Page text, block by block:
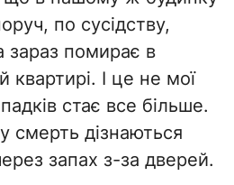
по сусідству,
помирає в
квартирі. І це не мої
стає все більше.
смерть дізнаються
запах з-за дверей.